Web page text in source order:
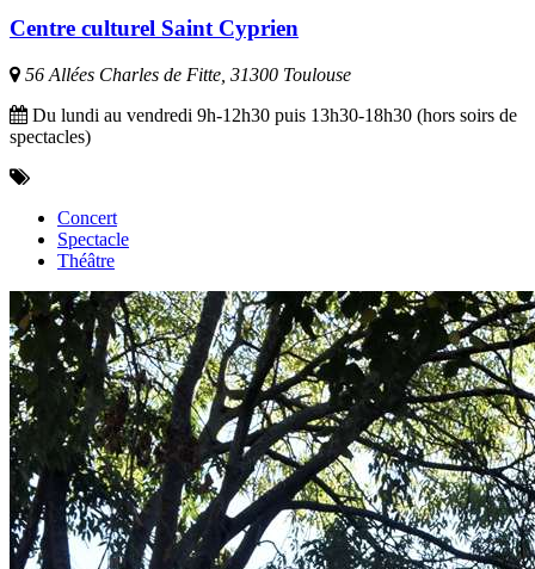
Centre culturel Saint Cyprien
56 Allées Charles de Fitte, 31300 Toulouse
Du lundi au vendredi 9h-12h30 puis 13h30-18h30 (hors soirs de
spectacles)
Concert
Spectacle
Théâtre